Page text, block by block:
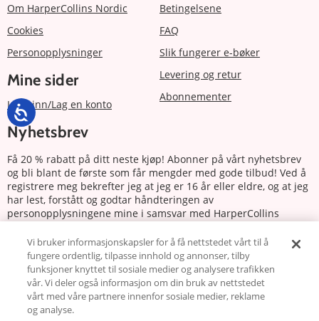
Om HarperCollins Nordic
Cookies
Personopplysninger
Mine sider
Logg inn/Lag en konto
Betingelsene
FAQ
Slik fungerer e-bøker
Levering og retur
Abonnementer
Nyhetsbrev
Få 20 % rabatt på ditt neste kjøp! Abonner på vårt nyhetsbrev
og bli blant de første som får mengder med gode tilbud! Ved å
registrere meg bekrefter jeg at jeg er 16 år eller eldre, og at jeg
har lest, forstått og godtar håndteringen av
personopplysningene mine i samsvar med HarperCollins
Abonnere
Følg oss
Vi bruker informasjonskapsler for å få nettstedet vårt til å
fungere ordentlig, tilpasse innhold og annonser, tilby
funksjoner knyttet til sosiale medier og analysere trafikken
vår. Vi deler også informasjon om din bruk av nettstedet
vårt med våre partnere innenfor sosiale medier, reklame
og analyse.